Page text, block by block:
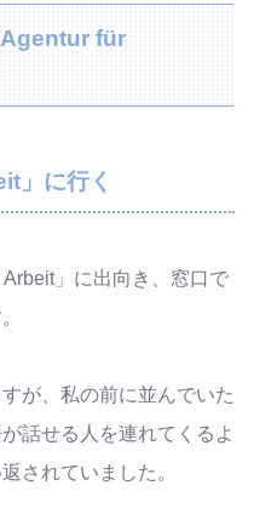
Agentur für
」に行く
」に出向き、窓口で
が、私の前に並んでいた
話せる人を連れてくるよ
されていました。